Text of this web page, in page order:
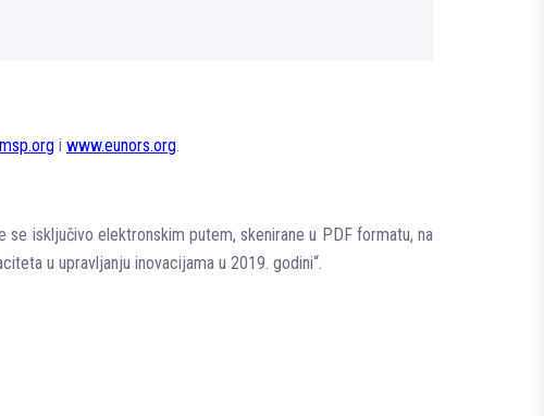
i www.eunors.org.
isključivo elektronskim putem, skenirane u PDF formatu, na
u upravljanju inovacijama u 2019. godini“.